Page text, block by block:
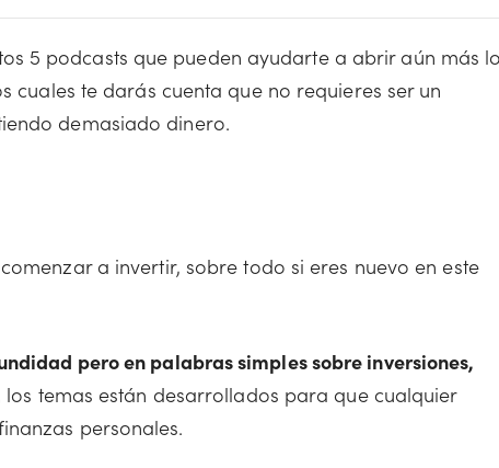
5 podcasts que pueden ayudarte a abrir aún más
cuales te darás cuenta que no requieres ser un
demasiado dinero.
a invertir, sobre todo si eres nuevo en este
pero en palabras simples sobre inversiones,
los temas están desarrollados para que cualquier
personales.